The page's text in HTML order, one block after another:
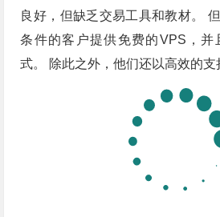
良好，但缺乏交易工具和教材。
条件的客户提供免费的VPS，并
式。 除此之外，他们还以高效的支